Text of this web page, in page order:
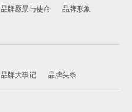
品牌愿景与使命 品牌形象
品牌大事记 品牌头条